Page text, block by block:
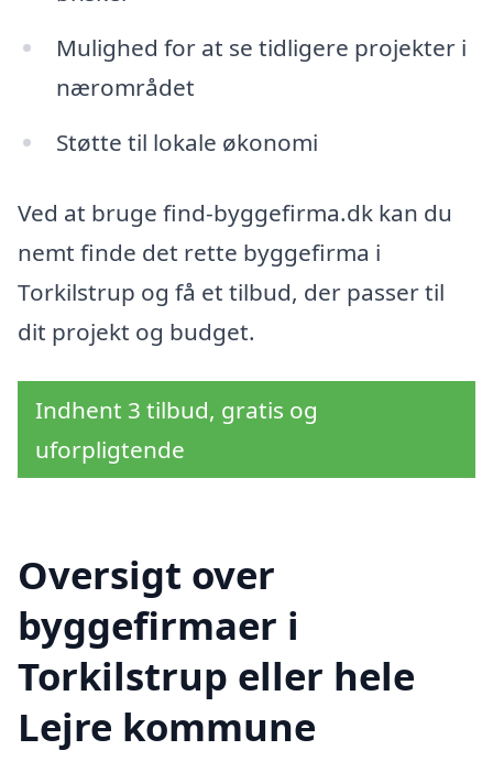
Mulighed for at se tidligere projekter i
nærområdet
Støtte til lokale økonomi
Ved at bruge find-byggefirma.dk kan du
nemt finde det rette byggefirma i
Torkilstrup og få et tilbud, der passer til
dit projekt og budget.
Indhent 3 tilbud, gratis og
uforpligtende
Oversigt over
byggefirmaer i
Torkilstrup eller hele
Lejre kommune